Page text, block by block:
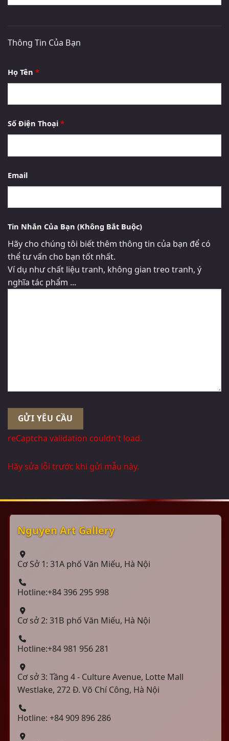
Thông Tin Của Bạn
Họ Tên *
Số Điện Thoại *
Email
Tin Nhắn Của Bạn (Không Bắt Buộc)
Hãy cho chúng tôi biết thêm thông tin của bạn để có
thể tư vấn cho bạn tốt nhất.
Ví dụ như chất liệu tranh, không gian treo tranh, ý
nghĩa tác phẩm ...
reCaptcha validation couldn't load.
Hãy sửa lỗi trước khi gửi mẫu này.
Nguyen Art Gallery
Cơ Sở 1: 31A phố Văn Miếu, Hà Nội
Hotline:+84 396 295 998
Cơ sở 2: 31B phố Văn Miếu, Hà Nội
Hotline:+84 981 956 281
Cơ sở 3: Tầng 4 - Culture Avenue, Lotte Mall
Westlake, 272 Đ. Võ Chí Công, Hà Nội
Hotline: +84 909 896 286